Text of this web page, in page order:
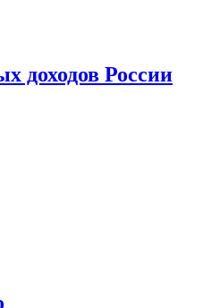
доходов России